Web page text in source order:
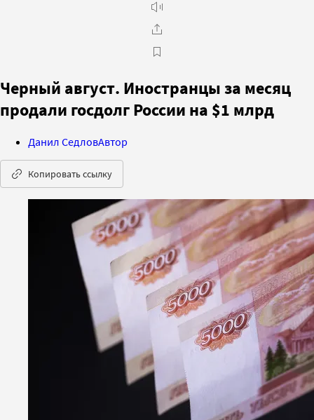
Черный август. Иностранцы за месяц
продали госдолг России на $1 млрд
Данил СедловАвтор
Копировать ссылку